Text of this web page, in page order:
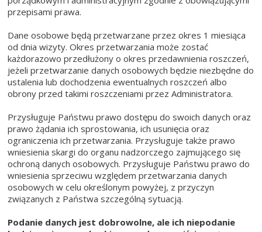
przepisami prawa.
Dane osobowe będą przetwarzane przez okres 1 miesiąca
od dnia wizyty. Okres przetwarzania może zostać
każdorazowo przedłużony o okres przedawnienia roszczeń,
jeżeli przetwarzanie danych osobowych będzie niezbędne do
ustalenia lub dochodzenia ewentualnych roszczeń albo
obrony przed takimi roszczeniami przez Administratora.
Przysługuje Państwu prawo dostępu do swoich danych oraz
prawo żądania ich sprostowania, ich usunięcia oraz
ograniczenia ich przetwarzania. Przysługuje także prawo
wniesienia skargi do organu nadzorczego zajmującego się
ochroną danych osobowych. Przysługuje Państwu prawo do
wniesienia sprzeciwu względem przetwarzania danych
osobowych w celu określonym powyżej, z przyczyn
związanych z Państwa szczególną sytuacją.
Podanie danych jest dobrowolne, ale ich niepodanie